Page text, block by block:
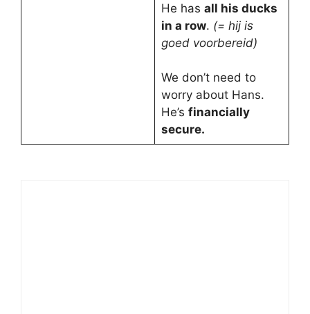
He has all his ducks
in a row. (= hij is
goed voorbereid)
We don’t need to
worry about Hans.
He’s financially
secure.